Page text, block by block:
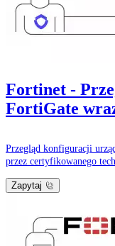
Fortinet -
FortiGate
Przegląd konfiguracji
przez certyfikowanego
Zapytaj